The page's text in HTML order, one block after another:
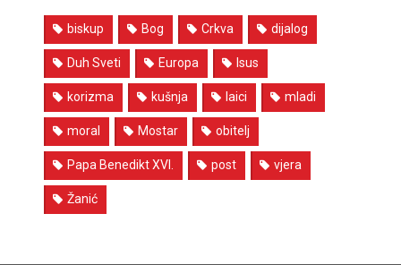
biskup Bog Crkva dijalog
Duh Sveti Europa Isus
korizma kušnja laici mladi
moral Mostar obitelj
Papa Benedikt XVI. post vjera
Žanić